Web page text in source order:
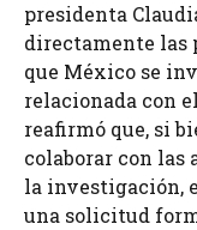
presidenta
directamente las
que México se
relacionada con
reafirmó que, si
colaborar con las
la investigación,
una solicitud